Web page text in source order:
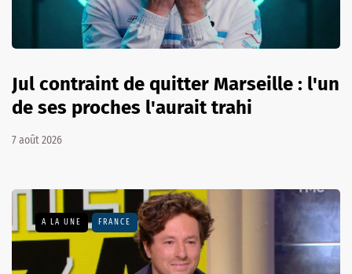
Jul contraint de quitter Marseille : l'un
de ses proches l'aurait trahi
7 août 2026
A LA UNE FRANCE